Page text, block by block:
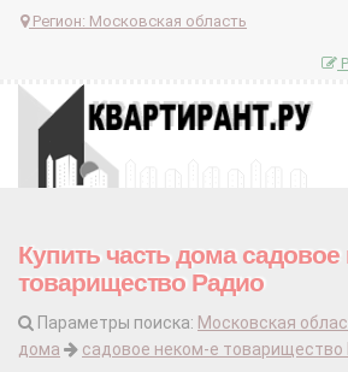
Регион: Московская область
Купить часть дома садовое
товарищество Радио
Параметры поиска: Московская
дома
садовое неком-е товарищество